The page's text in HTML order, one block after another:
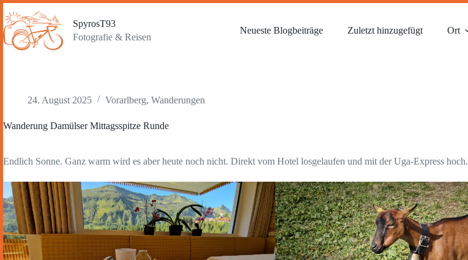
Inhalt
springen
SpyrosT93
Fotografie & Reisen
Neueste Blogbeiträge Zuletzt hinzugefügt Ort
24. August 2025 Vorarlberg, Wanderungen
Wanderung Damülser Mittagsspitze Runde
Endlich Sonne. Ganz warm wird es aber heute noch nicht. Direkt vom Hotel losgelaufen und mit der Uga-Express hoch.